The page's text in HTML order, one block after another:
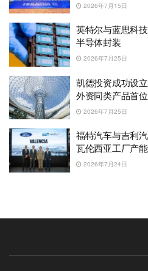
2026年7月15日
英特尔与蓝思科
半导体封装
2026年7月25日
凯德投资成功设
外资同类产品首位
2026年7月25日
福特汽车与吉利
瓦伦西亚工厂产
2026年7月24日